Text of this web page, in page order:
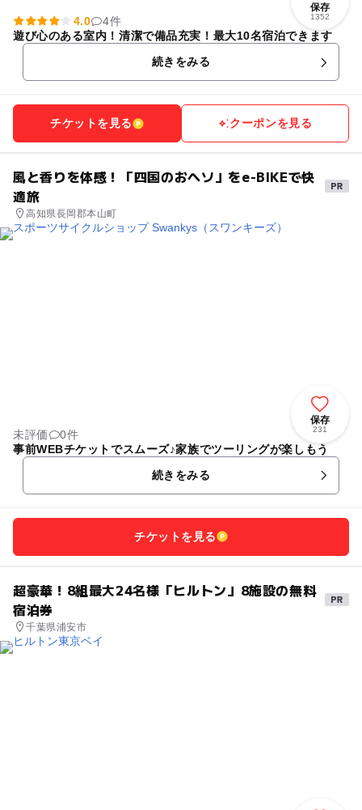
保存
1352
4.0
4件
遊び心のある室内！清潔で備品充実！最大10名宿泊できます
続きをみる
チケットを見る クーポンを見る
風と香りを体感！「四国のおヘソ」をe-BIKEで快
適旅
高知県長岡郡本山町
保存
231
未評価
0件
事前WEBチケットでスムーズ♪家族でツーリングが楽しもう
続きをみる
チケットを見る
超豪華！8組最大24名様「ヒルトン」8施設の無料
宿泊券
千葉県浦安市